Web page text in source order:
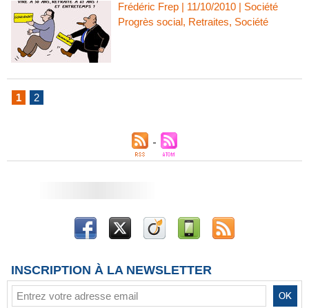
Frédéric Frep | 11/10/2010 | Société
Progrès social, Retraites, Société
1 2
INSCRIPTION À LA NEWSLETTER